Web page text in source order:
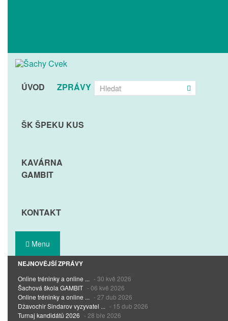
ÚVOD ZPRÁVY
ŠK ŠPEKU KUS
KAVÁRNA
GAMBIT
KONTAKT
Menu
NEJNOVĚJŠÍ ZPRÁVY
Online tréninky a online ... - 30 kvě 2026
Šachová škola GAMBIT - 06 kvě 2026
Online tréninky a online ... - 27 dub 2026
Džavochir Sindarov vyzyvatel ... - 15 dub 2026
Turnaj kandidátů 2026 - 28 bře 2026